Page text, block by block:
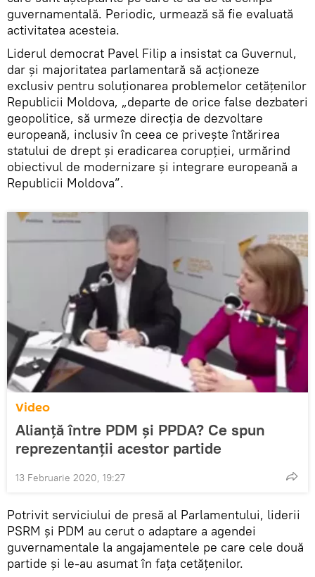
guvernamentală. Periodic, urmează să fie evaluată
activitatea acesteia.
Liderul democrat Pavel Filip a insistat ca Guvernul,
dar și majoritatea parlamentară să acționeze
exclusiv pentru soluționarea problemelor cetățenilor
Republicii Moldova, „departe de orice false dezbateri
geopolitice, să urmeze direcția de dezvoltare
europeană, inclusiv în ceea ce privește întărirea
statului de drept și eradicarea corupției, urmărind
obiectivul de modernizare și integrare europeană a
Republicii Moldova”.
Video
Alianță între PDM și PPDA? Ce spun
reprezentanții acestor partide
13 Februarie 2020, 19:27
Potrivit serviciului de presă al Parlamentului, liderii
PSRM și PDM au cerut o adaptare a agendei
guvernamentale la angajamentele pe care cele două
partide și le-au asumat în fața cetățenilor.